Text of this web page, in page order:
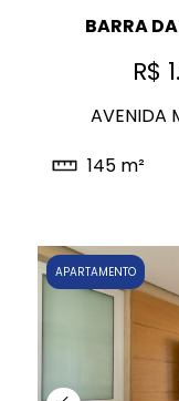
BARRA
R$
AVENIDA
145 m²
APARTAMENTO